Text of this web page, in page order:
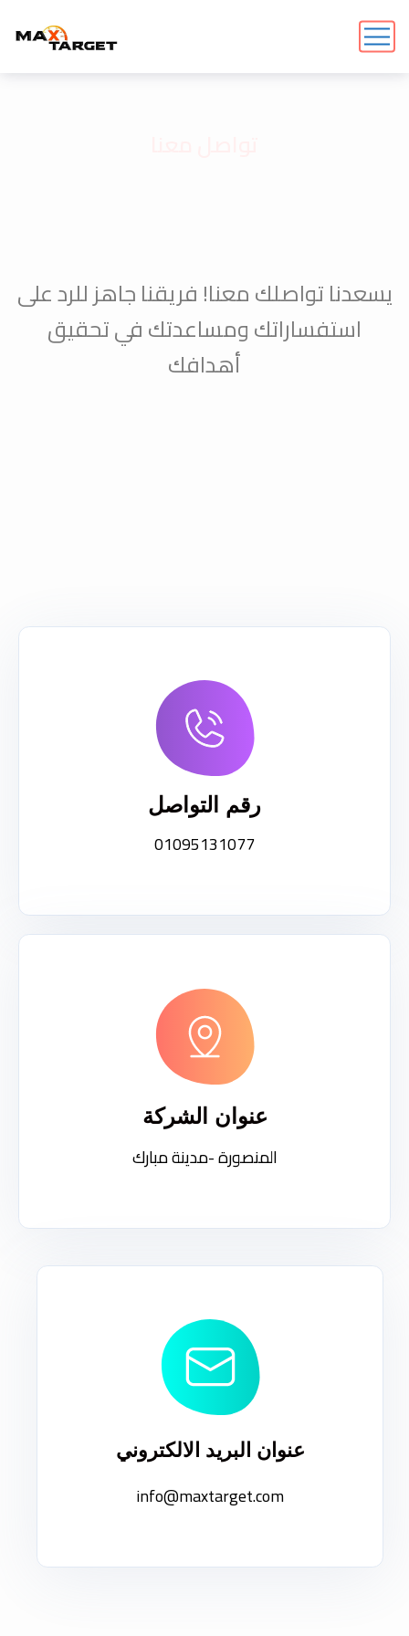
يسعدنا تواصلك معنا! فريقنا جاهز للرد على
استفساراتك ومساعدتك في تحقيق
أهدافك
رقم التواصل
01095131077
عنوان الشركة
المنصورة -مدينة مبارك
عنوان البريد الالكتروني
info@maxtarget.com